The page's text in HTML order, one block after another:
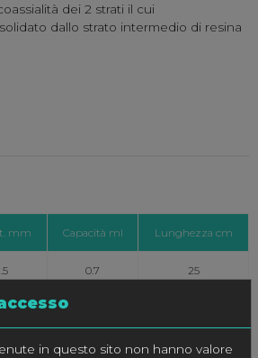
in questo sito non hanno valore
dei 2 strati il cui
dallo strato intermedio di resina
mm Capacità ml Lunghezza cm
0.7 25
1.9 100